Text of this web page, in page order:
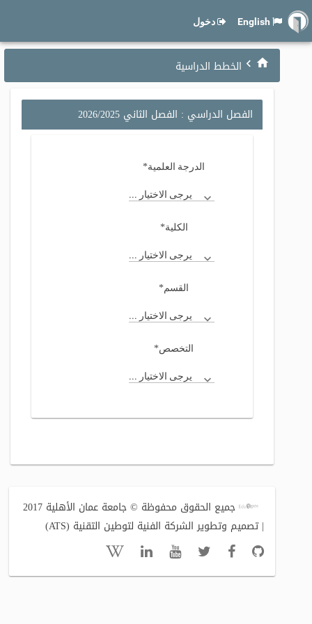
دخول
الخطط الدراسية
الفصل الدراسي : الفصل الثاني 2026/2025
الدرجة العلمية*
يرجى الاختيار ...
الكلية*
يرجى الاختيار ...
القسم*
يرجى الاختيار ...
التخصص*
يرجى الاختيار ...
جميع الحقوق محفوظة © جامعة عمان الأهلية 2017
| تصميم وتطوير الشركة الفنية لتوطين التقنية (ATS)